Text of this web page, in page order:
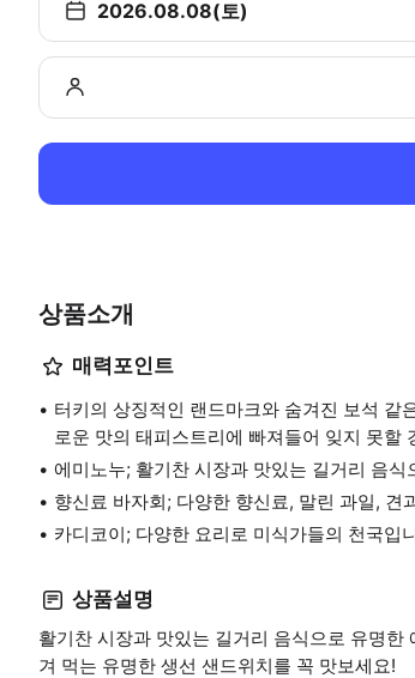
2026.08.08(토)
상품소개
매력포인트
터키의 상징적인 랜드마크와 숨겨진 보석 같
로운 맛의 태피스트리에 빠져들어 잊지 못할
에미노누; 활기찬 시장과 맛있는 길거리 음식
향신료 바자회; 다양한 향신료, 말린 과일, 견
카디코이; 다양한 요리로 미식가들의 천국입
상품설명
활기찬 시장과 맛있는 길거리 음식으로 유명
겨 먹는 유명한 생선 샌드위치를 꼭 맛보세요!